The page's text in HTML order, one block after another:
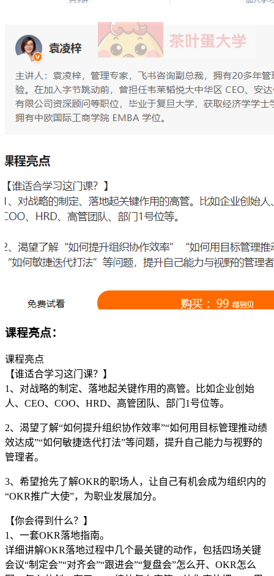
课程亮点：
课程亮点
【谁适合学习这门课？】
1、对战略的制定、落地起关键作用的高管。比如企业创始
人、CEO、COO、HRD、高管团队、部门1号位等。
2、渴望了解“如何提升组织协作效率”“如何用目标管理推动绩
效达成”“如何敏捷迭代打法”等问题，提升自己能力与视野的
管理者。
3、希望抢先了解OKR的职场人，让自己有机会成为组织内的
“OKR推广大使”，为职业发展加分。
【你会得到什么？】
1、一套OKR落地指南。
详细讲解OKR落地过程中几个最关键的动作，包括四场关键
会议“制定会”“对齐会”“跟进会”“复盘会”怎么开、OKR怎么